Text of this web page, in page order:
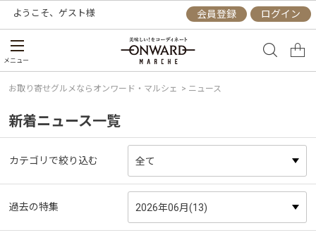
ようこそ、 ゲスト様 会員登録 ログイン
メニュー
お取り寄せグルメならオンワード・マルシェ > ニュース
新着ニュース一覧
カテゴリで絞り込む
過去の特集